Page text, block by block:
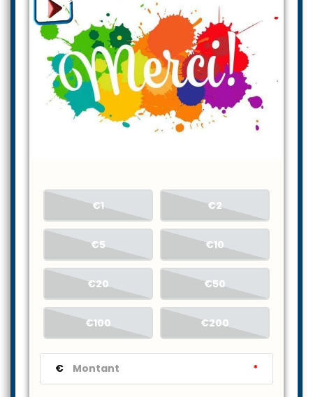
€1 €2
€5 €10
€20 €50
€100 €200
€ *